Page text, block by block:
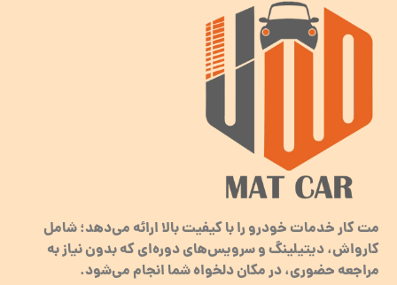
مت کار خدمات خودرو را با کیفیت بالا ارائه می‌دهد؛ شامل
کارواش، دیتیلینگ و سرویس‌های دوره‌ای که بدون نیاز به
مراجعه حضوری، در مکان دلخواه شما انجام می‌شود.